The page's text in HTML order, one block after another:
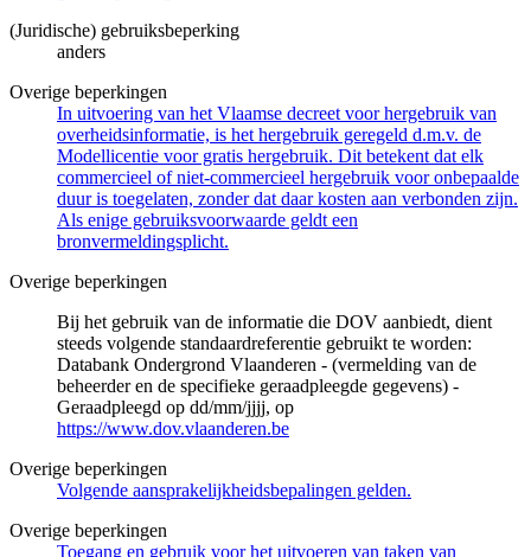
(Juridische) gebruiksbeperking
anders
Overige beperkingen
In uitvoering van het Vlaamse decreet voor hergebruik van
overheidsinformatie, is het hergebruik geregeld d.m.v. de
Modellicentie voor gratis hergebruik. Dit betekent dat elk
commercieel of niet-commercieel hergebruik voor onbepaalde
duur is toegelaten, zonder dat daar kosten aan verbonden zijn.
Als enige gebruiksvoorwaarde geldt een
bronvermeldingsplicht.
Overige beperkingen
Bij het gebruik van de informatie die DOV aanbiedt, dient
steeds volgende standaardreferentie gebruikt te worden:
Databank Ondergrond Vlaanderen - (vermelding van de
beheerder en de specifieke geraadpleegde gegevens) -
Geraadpleegd op dd/mm/jjjj, op
https://www.dov.vlaanderen.be
Overige beperkingen
Volgende aansprakelijkheidsbepalingen gelden.
Overige beperkingen
Toegang en gebruik voor het uitvoeren van taken van